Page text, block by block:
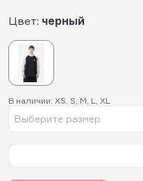
Цвет: черный
В наличии: XS, S, M, L, XL
Выберите размер